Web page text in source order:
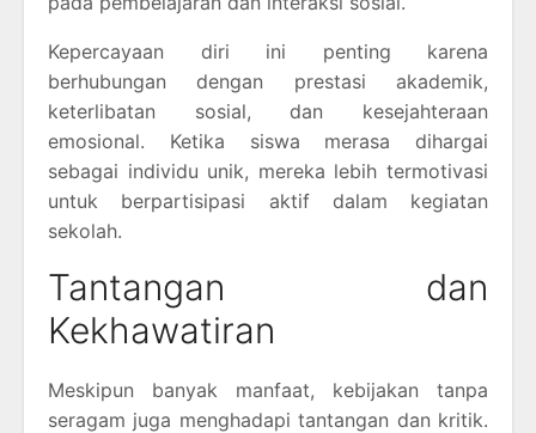
Kepercayaan diri ini penting karena
berhubungan dengan prestasi akademik,
keterlibatan sosial, dan kesejahteraan
emosional. Ketika siswa merasa dihargai
sebagai individu unik, mereka lebih termotivasi
untuk berpartisipasi aktif dalam kegiatan
sekolah.
Tantangan dan
Kekhawatiran
Meskipun banyak manfaat, kebijakan tanpa
seragam juga menghadapi tantangan dan kritik.